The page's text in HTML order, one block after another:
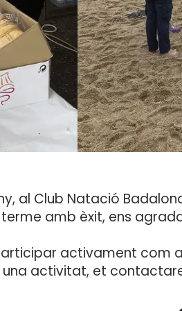
al Club Natació
amb èxit, ens
activament com
activitat, et